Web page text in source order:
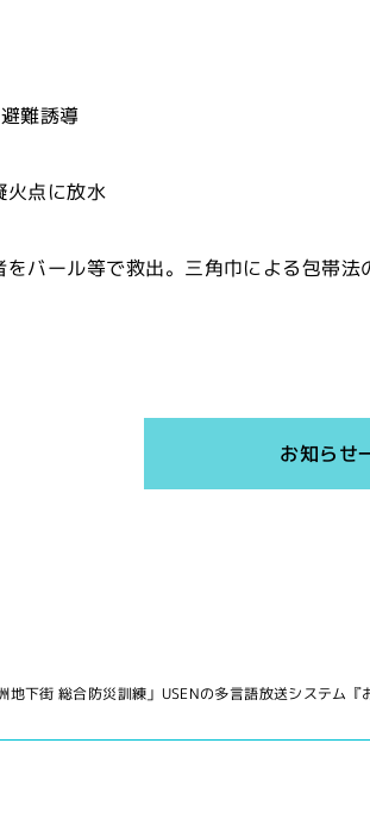
難誘導
火点に放水
バール等で救出。三角巾による包帯法
お知らせ
下街 総合防災訓練」USENの多言語放送システム